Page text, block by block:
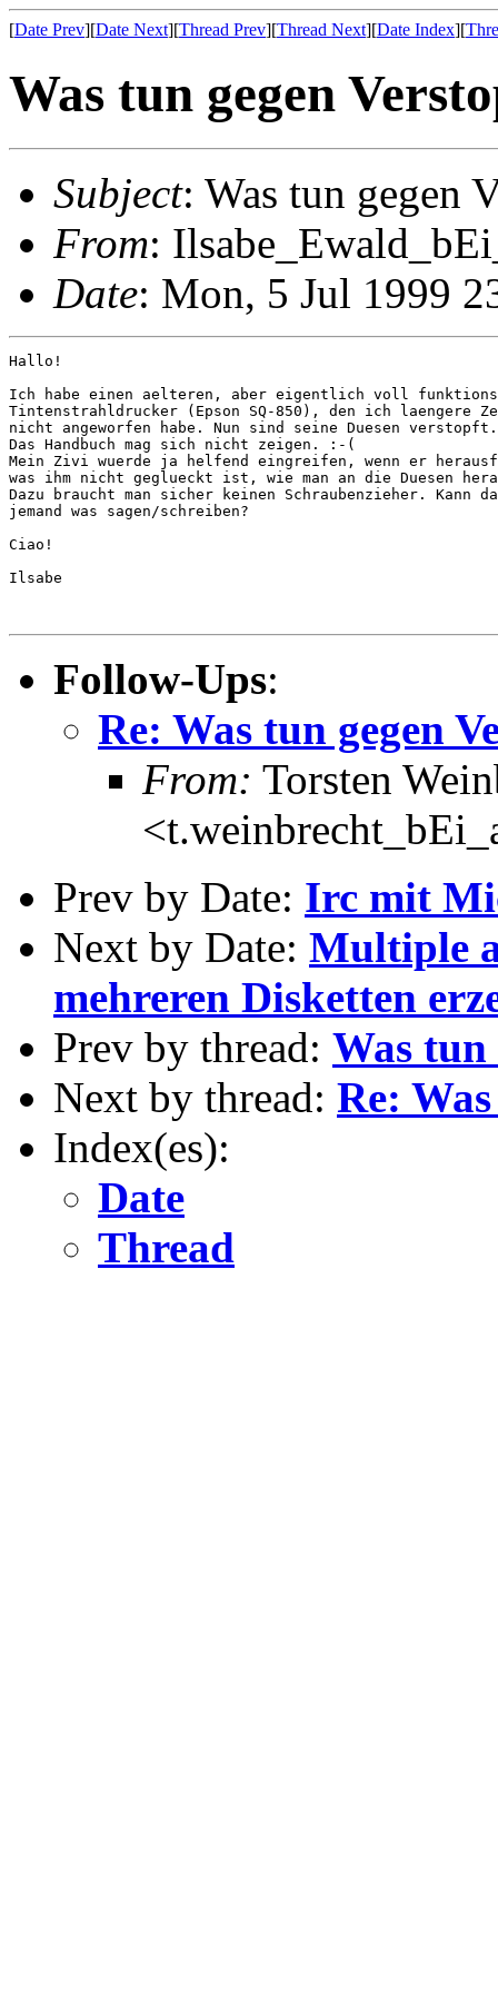
[Date Prev][Date Next][Thread Prev][Thread Next][Date Index][
Was tun gegen
Subject: Was tun gegen
From:
Date: Mon, 5 Jul 1999
Hallo!
Ich habe einen aelteren, aber eigentlich voll
Tintenstrahldrucker (Epson SQ-850), den ich laengere
nicht angeworfen habe. Nun sind seine Duesen verstopft.
Das Handbuch mag sich nicht zeigen. :-(
Mein Zivi wuerde ja helfend eingreifen, wenn er
was ihm nicht geglueckt ist, wie man an die Duesen
Dazu braucht man sicher keinen Schraubenzieher. Kann
jemand was sagen/schreiben?
Ciao!
Ilsabe
Follow-Ups:
Re: Was tun gegen
From: Torsten
Prev by Date: Irc mit
Next by Date: Multiple
mehreren Disketten
Prev by thread: Was
Next by thread: Re:
Index(es):
Date
Thread